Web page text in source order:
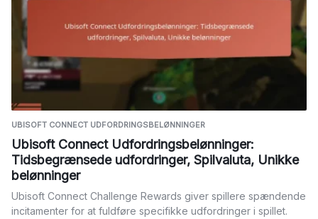
UBISOFT CONNECT UDFORDRINGSBELØNNINGER
Ubisoft Connect Udfordringsbelønninger:
Tidsbegrænsede udfordringer, Spilvaluta, Unikke
belønninger
Ubisoft Connect Challenge Rewards giver spillere spændende
incitamenter for at fuldføre specifikke udfordringer i spillet.